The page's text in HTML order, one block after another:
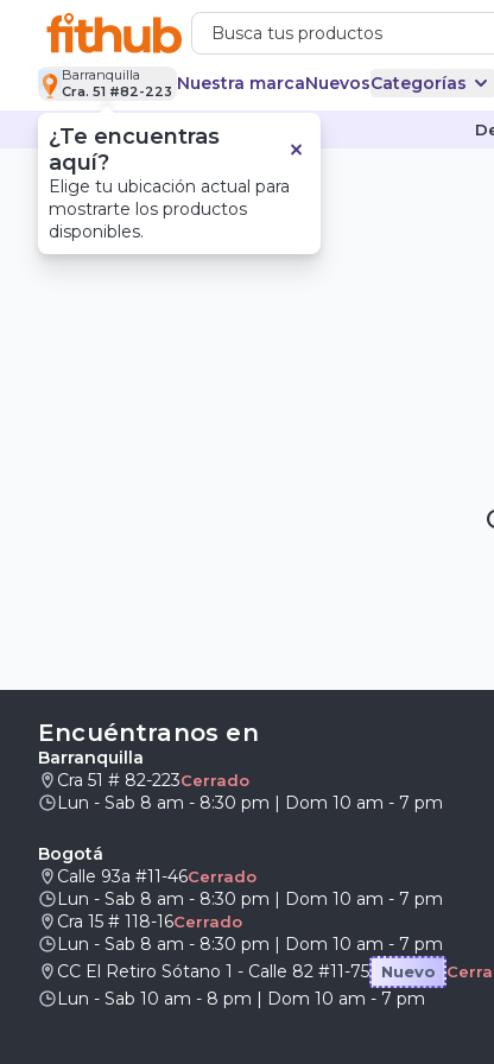
Barranquilla
Cra. 51 #82-223 Nuestra marcaNuevosCategorías
Encuéntranos en
Barranquilla
Cra 51 # 82-223Cerrado
Lun - Sab 8 am - 8:30 pm | Dom 10 am - 7 pm
Bogotá
Calle 93a #11-46Cerrado
Lun - Sab 8 am - 8:30 pm | Dom 10 am - 7 pm
Cra 15 # 118-16Cerrado
Lun - Sab 8 am - 8:30 pm | Dom 10 am - 7 pm
CC El Retiro Sótano 1 - Calle 82 #11-75
Nuevo
Lun - Sab 10 am - 8 pm | Dom 10 am - 7 pm
¿Te encuentras
aquí?
Elige tu ubicación actual para
mostrarte los productos
disponibles.